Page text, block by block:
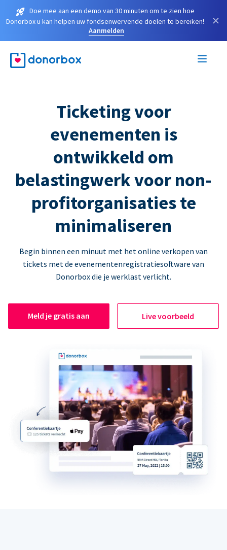
Doe mee aan een demo van 30 minuten om te zien hoe
Donorbox u kan helpen uw fondsenwervende doelen te bereiken!
Aanmelden
×
Ticketing voor
evenementen is
ontwikkeld om
belastingwerk voor non-
profitorganisaties te
minimaliseren
Begin binnen een minuut met het online verkopen van
tickets met de evenementenregistratiesoftware van
Donorbox die je werklast verlicht.
Meld je gratis aan Live voorbeeld